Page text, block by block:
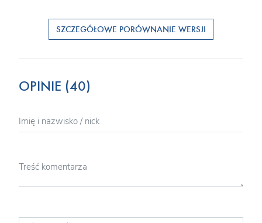
SZCZEGÓŁOWE PORÓWNANIE WERSJI
OPINIE (40)